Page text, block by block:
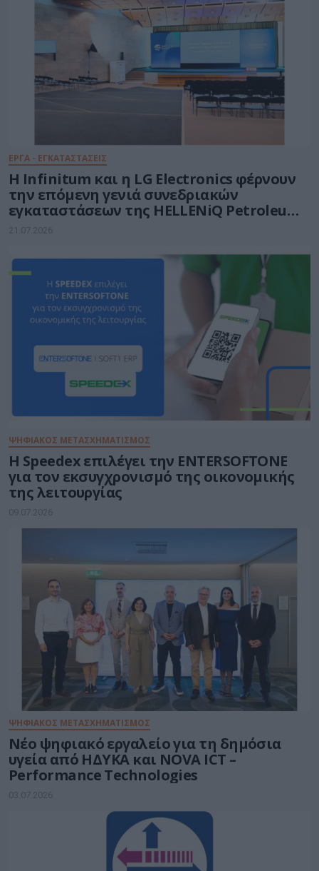
ΕΡΓΑ - ΕΓΚΑΤΑΣΤΑΣΕΙΣ
Η Infinitum και η LG Electronics φέρνουν
την επόμενη γενιά συνεδριακών
εγκαταστάσεων της HELLENiQ Petroleum
στον Ασπρόπυργο
21.07.2026
ΨΗΦΙΑΚΟΣ ΜΕΤΑΣΧΗΜΑΤΙΣΜΟΣ
Η Speedex επιλέγει την ENTERSOFTONE
για τον εκσυγχρονισμό της οικονομικής
της λειτουργίας
09.07.2026
ΨΗΦΙΑΚΟΣ ΜΕΤΑΣΧΗΜΑΤΙΣΜΟΣ
Νέο ψηφιακό εργαλείο για τη δημόσια
υγεία από ΗΔΥΚΑ και NOVA ICT –
Performance Technologies
03.07.2026